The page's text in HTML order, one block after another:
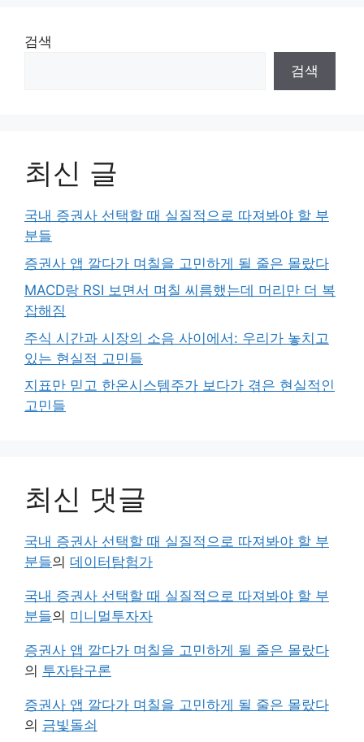
검색
검색
최신 글
국내 증권사 선택할 때 실질적으로 따져봐야 할 부
분들
증권사 앱 깔다가 며칠을 고민하게 될 줄은 몰랐다
MACD랑 RSI 보면서 며칠 씨름했는데 머리만 더 복
잡해짐
주식 시간과 시장의 소음 사이에서: 우리가 놓치고
있는 현실적 고민들
지표만 믿고 한온시스템주가 보다가 겪은 현실적인
고민들
최신 댓글
국내 증권사 선택할 때 실질적으로 따져봐야 할 부
분들의 데이터탐험가
국내 증권사 선택할 때 실질적으로 따져봐야 할 부
분들의 미니멀투자자
증권사 앱 깔다가 며칠을 고민하게 될 줄은 몰랐다
의 투자탐구론
증권사 앱 깔다가 며칠을 고민하게 될 줄은 몰랐다
의 금빛돌쇠